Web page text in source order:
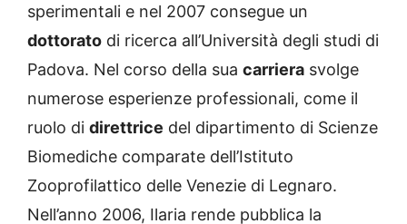
sperimentali e nel 2007 consegue un
dottorato di ricerca all’Università degli studi di
Padova. Nel corso della sua carriera svolge
numerose esperienze professionali, come il
ruolo di direttrice del dipartimento di Scienze
Biomediche comparate dell’Istituto
Zooprofilattico delle Venezie di Legnaro.
Nell’anno 2006, Ilaria rende pubblica la